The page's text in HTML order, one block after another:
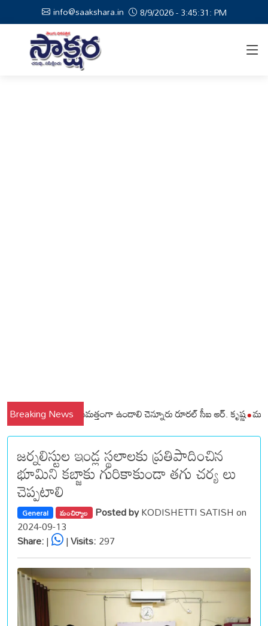
info@saakshara.in 8/9/2026 - 3:45:32: PM
Breaking News
ప్రజలు అప్రమత్తంగా ఉండాలి చెన్నూరు రూరల్ సీఐ ఆర్. కృష్ణ
జర్నలిస్టుల ఇండ్ల స్థలాలకు ప్రతిపాదించిన
భూమిని కబ్జాకు గురికాకుండా తగు చర్య లు
చెప్పటాలి
General మంచిర్యాల Posted byKODISHETTI SATISH on
2024-09-13
Share:| |Visits:297